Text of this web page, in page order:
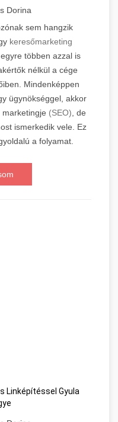
Dorina
sem hangzik
keresőmarketing
többen azzal is
nélkül a cége
Mindenképpen
ügynökséggel, akkor
(SEO) , de
ismerkedik vele. Ez
a folyamat.
Linképítéssel Gyula